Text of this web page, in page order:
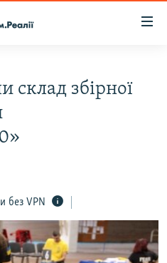
склад збірної
без VPN